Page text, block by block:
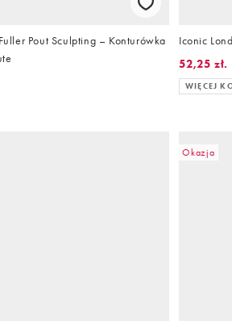
Pout Sculpting – Konturówka
Iconic
52,25 zł.
WIĘCEJ
Okazja